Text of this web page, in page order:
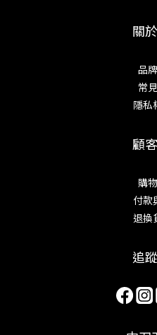
關
品
常
隱私
顧
購
付款
退換
追